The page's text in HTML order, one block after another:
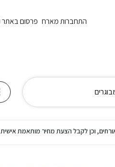
התחברות מארח פרסום באתר
וכן לקבל הצעת מחיר מותאמת אישית